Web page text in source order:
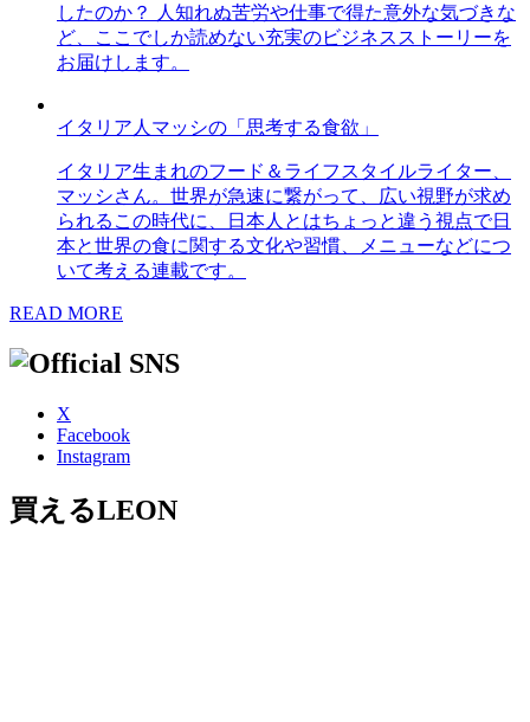
したのか？ 人知れぬ苦労や仕事で得た意外な気づきな
ど、ここでしか読めない充実のビジネスストーリーを
お届けします。
イタリア人マッシの「思考する食欲」
イタリア生まれのフード＆ライフスタイルライター、
マッシさん。世界が急速に繋がって、広い視野が求め
られるこの時代に、日本人とはちょっと違う視点で日
本と世界の食に関する文化や習慣、メニューなどにつ
いて考える連載です。
READ MORE
X
Facebook
Instagram
買えるLEON